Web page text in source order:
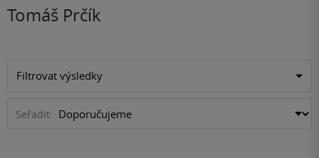
Tomáš Prčík
Filtrovat výsledky
Seřadit: